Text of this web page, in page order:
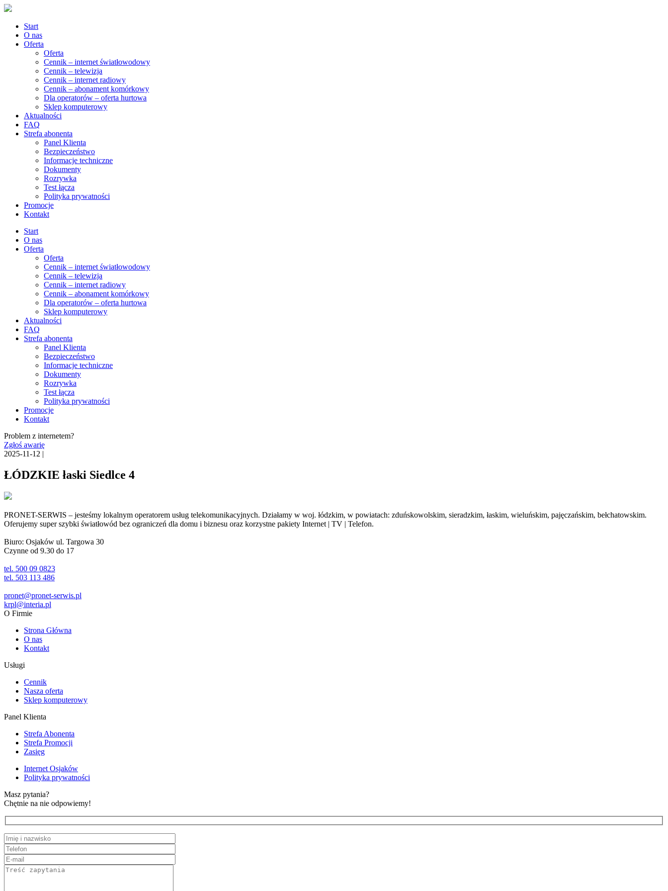
Start
O nas
Oferta
Oferta
Cennik – internet światłowodowy
Cennik – telewizja
Cennik – internet radiowy
Cennik – abonament komórkowy
Dla operatorów – oferta hurtowa
Sklep komputerowy
Aktualności
FAQ
Strefa abonenta
Panel Klienta
Bezpieczeństwo
Informacje techniczne
Dokumenty
Rozrywka
Test łącza
Polityka prywatności
Promocje
Kontakt
Start
O nas
Oferta
Oferta
Cennik – internet światłowodowy
Cennik – telewizja
Cennik – internet radiowy
Cennik – abonament komórkowy
Dla operatorów – oferta hurtowa
Sklep komputerowy
Aktualności
FAQ
Strefa abonenta
Panel Klienta
Bezpieczeństwo
Informacje techniczne
Dokumenty
Rozrywka
Test łącza
Polityka prywatności
Promocje
Kontakt
Problem z internetem?
Zgłoś awarię
2025-11-12 |
ŁÓDZKIE łaski Siedlce 4
PRONET-SERWIS – jesteśmy lokalnym operatorem usług telekomunikacyjnych. Działamy w woj. łódzkim, w powiatach: zduńskowolskim, sieradzkim, łaskim, wieluńskim, pajęczańskim, bełchatowskim.
Oferujemy super szybki światłowód bez ograniczeń dla domu i biznesu oraz korzystne pakiety Internet | TV | Telefon.
Biuro: Osjaków ul. Targowa 30
Czynne od 9.30 do 17
tel. 500 09 0823
tel. 503 113 486
pronet@pronet-serwis.pl
krpl@interia.pl
O Firmie
Strona Główna
O nas
Kontakt
Usługi
Cennik
Nasza oferta
Sklep komputerowy
Panel Klienta
Strefa Abonenta
Strefa Promocji
Zasięg
Internet Osjaków
Polityka prywatności
Masz pytania?
Chętnie na nie odpowiemy!